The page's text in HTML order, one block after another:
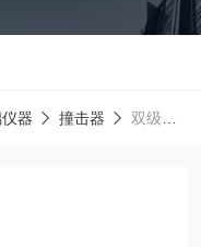
器 撞击器 双级撞击器 实验玻璃雾滴装置